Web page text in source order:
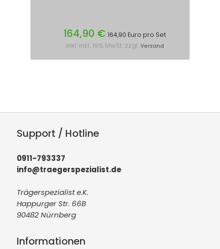
164,90 € 164,90 Euro pro Set
inkl. inkl. 19% MwSt. zzgl. Versand
Support / Hotline
0911-793337
info@traegerspezialist.de
Trägerspezialist e.K.
Happurger Str. 66B
90482 Nürnberg
Informationen